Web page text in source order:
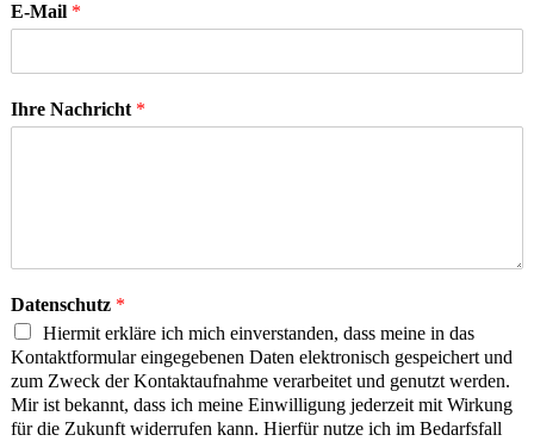
E-Mail *
Ihre Nachricht *
Datenschutz *
Hiermit erkläre ich mich einverstanden, dass meine in das
Kontaktformular eingegebenen Daten elektronisch gespeichert und
zum Zweck der Kontaktaufnahme verarbeitet und genutzt werden.
Mir ist bekannt, dass ich meine Einwilligung jederzeit mit Wirkung
für die Zukunft widerrufen kann. Hierfür nutze ich im Bedarfsfall